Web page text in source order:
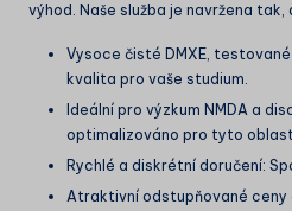
výhod. Naše služba je navržena
Vysoce čisté DMXE,
kvalita pro vaše studium.
Ideální pro výzkum NMDA a
optimalizováno pro tyto
Rychlé a diskrétní doručení:
Atraktivní odstupňované ceny